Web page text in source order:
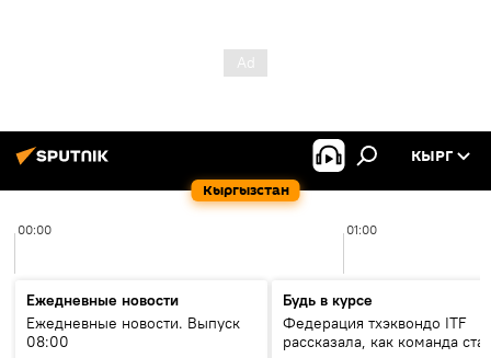
Кыргызстан
КЫРГ
00:00 01:00
Ежедневные новости
Ежедневные новости. Выпуск
08:00
Будь в курсе
Федерация тхэквондо ITF
рассказала, как команда